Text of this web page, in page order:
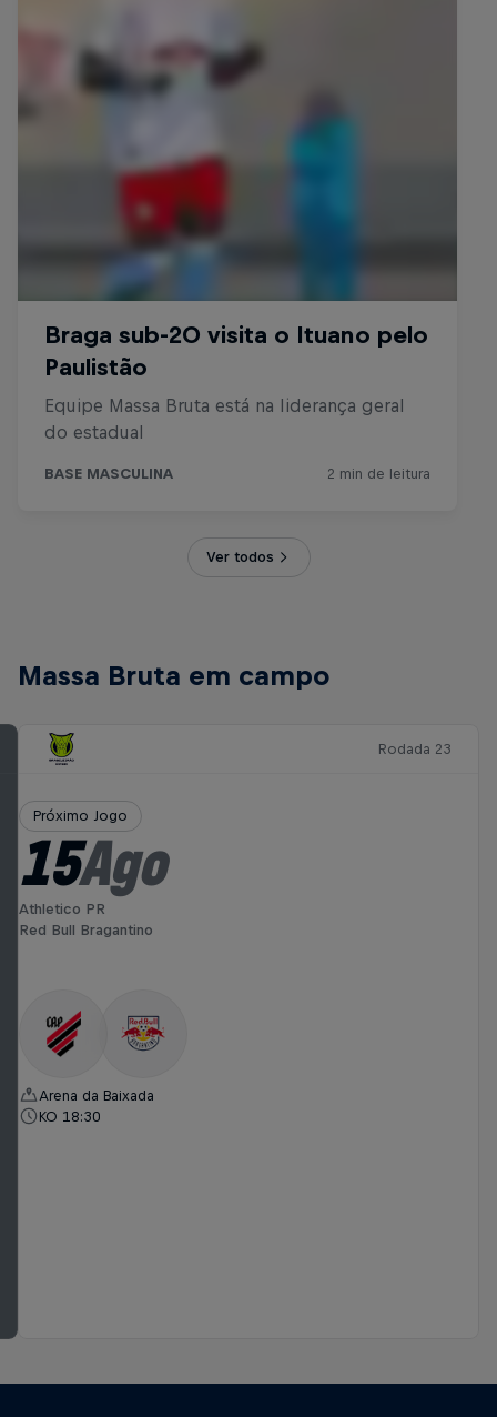
Ver todos
Massa Bruta em campo
Rodada 23
Próximo Jogo
15Ago
Athletico PR
Red Bull Bragantino
Arena da Baixada
KO 18:30